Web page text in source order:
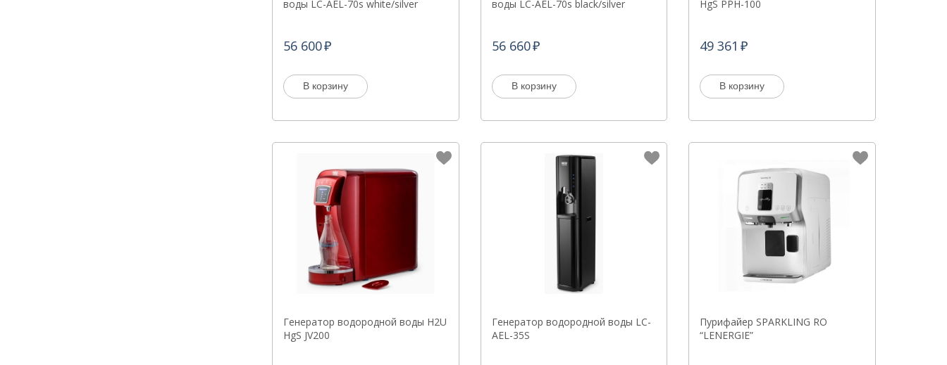
воды LC-AEL-70s white/silver
56 600
В корзину
воды LC-AEL-70s black/silver
56 660
В корзину
HgS PPH-100
49 361
В корзину
Генератор водородной воды H2U
HgS JV200
Генератор водородной воды LC-
AEL-35S
Пурифайер SPARKLING RO
“LENERGIE”